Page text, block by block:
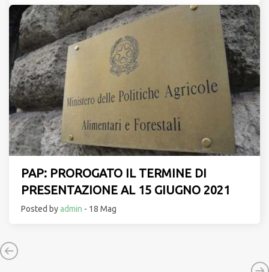
PAP: PROROGATO IL TERMINE DI
PRESENTAZIONE AL 15 GIUGNO 2021
Posted byadmin - 18 Mag